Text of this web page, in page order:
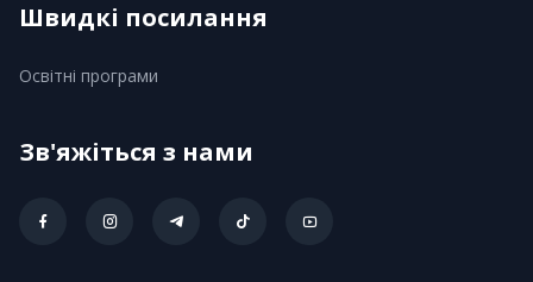
Швидкі посилання
Освітні програми
Зв'яжіться з нами